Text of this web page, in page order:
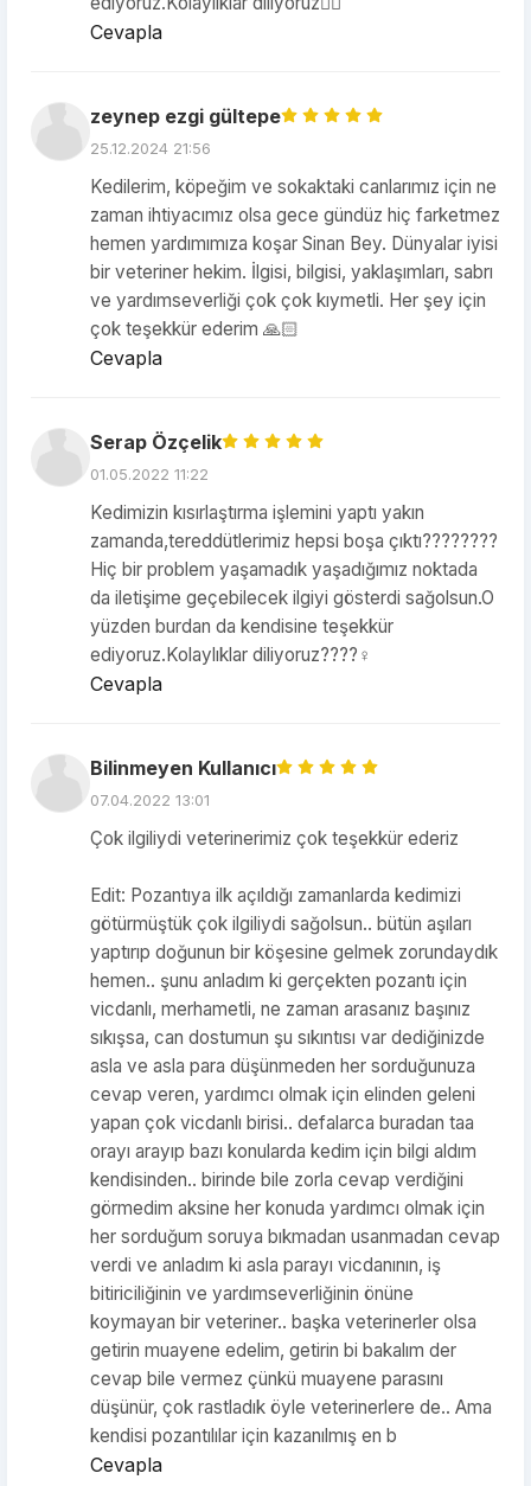
Cevapla
zeynep ezgi gültepe
25.12.2024 21:56
Kedilerim, köpeğim ve sokaktaki canlarımız için ne
zaman ihtiyacımız olsa gece gündüz hiç farketmez
hemen yardımımıza koşar Sinan Bey. Dünyalar iyisi
bir veteriner hekim. İlgisi, bilgisi, yaklaşımları, sabrı
ve yardımseverliği çok çok kıymetli. Her şey için
çok teşekkür ederim 🙏🏻
Cevapla
Serap Özçelik
01.05.2022 11:22
Kedimizin kısırlaştırma işlemini yaptı yakın
zamanda,tereddütlerimiz hepsi boşa çıktı????????
Hiç bir problem yaşamadık yaşadığımız noktada
da iletişime geçebilecek ilgiyi gösterdi sağolsun.O
yüzden burdan da kendisine teşekkür
ediyoruz.Kolaylıklar diliyoruz????‍♀️
Cevapla
Bilinmeyen Kullanıcı
07.04.2022 13:01
Çok ilgiliydi veterinerimiz çok teşekkür ederiz
Edit: Pozantıya ilk açıldığı zamanlarda kedimizi
götürmüştük çok ilgiliydi sağolsun.. bütün aşıları
yaptırıp doğunun bir köşesine gelmek zorundaydık
hemen.. şunu anladım ki gerçekten pozantı için
vicdanlı, merhametli, ne zaman arasanız başınız
sıkışsa, can dostumun şu sıkıntısı var dediğinizde
asla ve asla para düşünmeden her sorduğunuza
cevap veren, yardımcı olmak için elinden geleni
yapan çok vicdanlı birisi.. defalarca buradan taa
orayı arayıp bazı konularda kedim için bilgi aldım
kendisinden.. birinde bile zorla cevap verdiğini
görmedim aksine her konuda yardımcı olmak için
her sorduğum soruya bıkmadan usanmadan cevap
verdi ve anladım ki asla parayı vicdanının, iş
bitiriciliğinin ve yardımseverliğinin önüne
koymayan bir veteriner.. başka veterinerler olsa
getirin muayene edelim, getirin bi bakalım der
cevap bile vermez çünkü muayene parasını
düşünür, çok rastladık öyle veterinerlere de.. Ama
kendisi pozantılılar için kazanılmış en b
Cevapla